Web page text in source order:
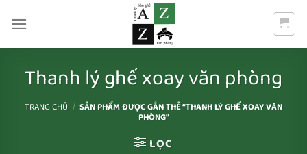
qua
nội
Thanh lý ghế xoay văn phòng
TRANG CHỦ / SẢN PHẨM ĐƯỢC GẮN THẺ “THANH LÝ GHẾ XOAY VĂN
PHÒNG”
LỌC